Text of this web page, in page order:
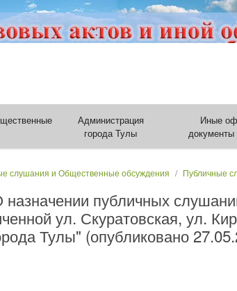
Администрация
города Тулы
Иные
слушания и Общественные обсуждения Публичные
публичных
ул. Скуратовская, ул.
Тулы" (опубликовано